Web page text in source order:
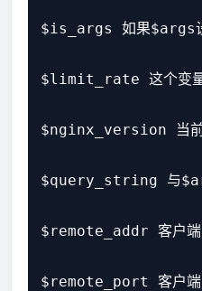
$is_args 如果$args
$limit_rate 这个变量
$nginx_version 当前
$query_string 与
$remote_addr 客户端
$remote_port 客户端